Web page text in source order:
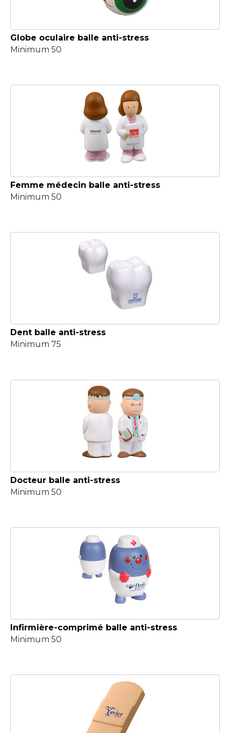
Globe oculaire balle anti-stress
Minimum 50
Femme médecin balle anti-stress
Minimum 50
Dent balle anti-stress
Minimum 75
Docteur balle anti-stress
Minimum 50
Infirmière-comprimé balle anti-stress
Minimum 50